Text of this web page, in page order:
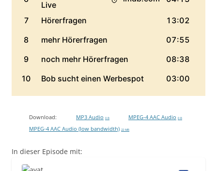
Download: MP3 Audio 0 B MPEG-4 AAC Audio 0 B
MPEG-4 AAC Audio (low bandwidth) 22 MB
In dieser Episode mit: